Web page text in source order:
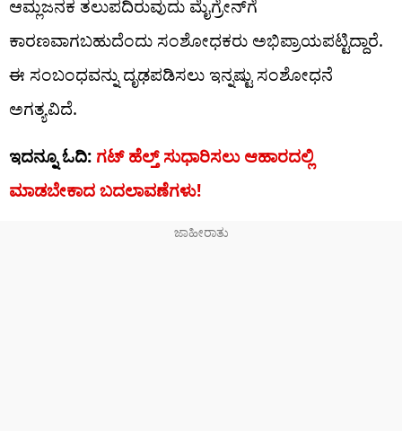
ಆಮ್ಲಜನಕ ತಲುಪದಿರುವುದು ಮೈಗ್ರೇನ್‌ಗೆ
ಕಾರಣವಾಗಬಹುದೆಂದು ಸಂಶೋಧಕರು ಅಭಿಪ್ರಾಯಪಟ್ಟಿದ್ದಾರೆ.
ಈ ಸಂಬಂಧವನ್ನು ದೃಢಪಡಿಸಲು ಇನ್ನಷ್ಟು ಸಂಶೋಧನೆ
ಅಗತ್ಯವಿದೆ.
ಇದನ್ನೂ ಓದಿ: ಗಟ್ ಹೆಲ್ತ್ ಸುಧಾರಿಸಲು ಆಹಾರದಲ್ಲಿ
ಮಾಡಬೇಕಾದ ಬದಲಾವಣೆಗಳು!